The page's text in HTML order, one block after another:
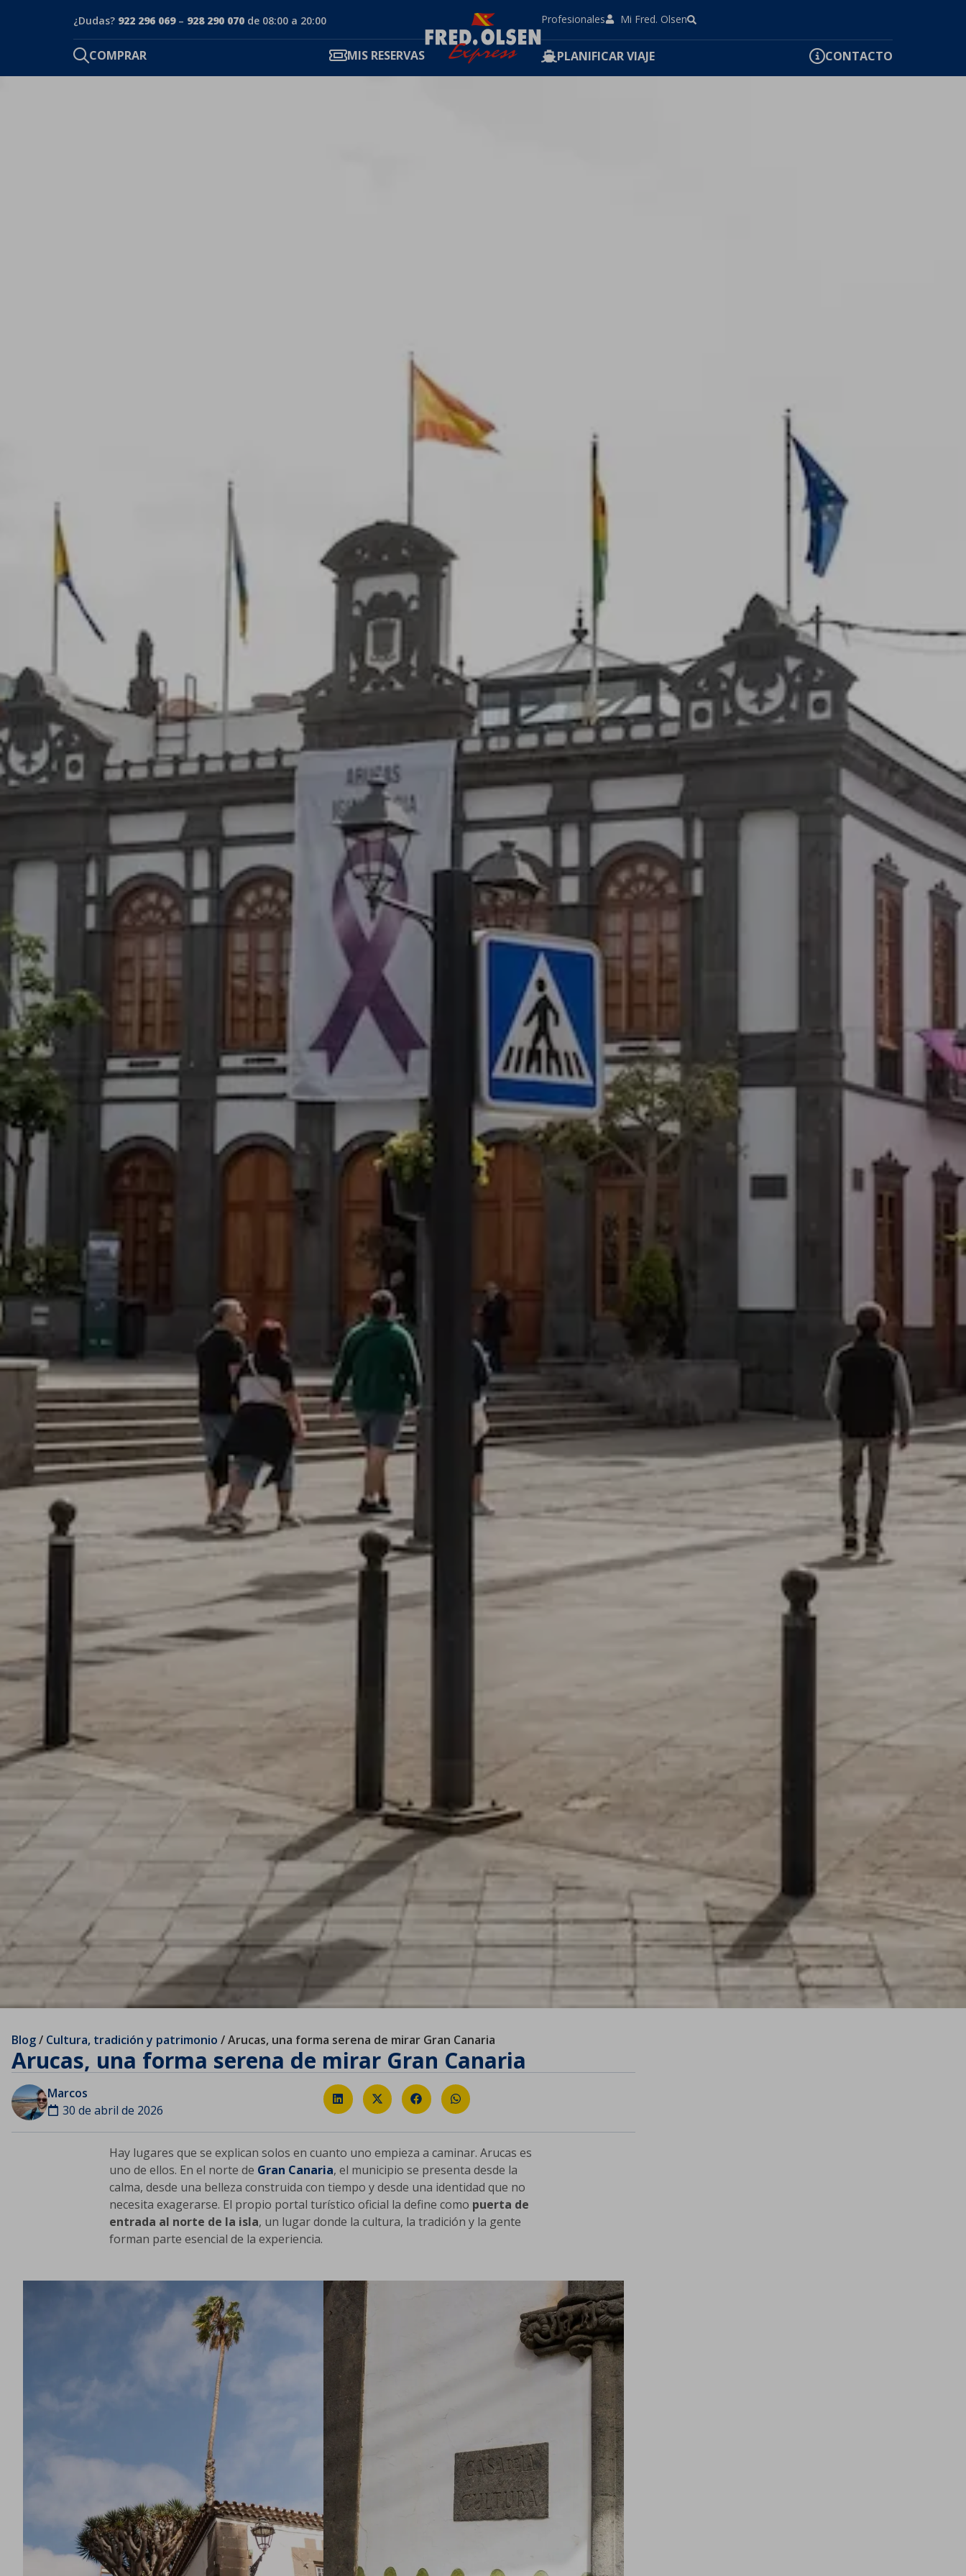
¿Dudas? 922 296 069 – 928 290 070 de 08:00 a 20:00
COMPRAR MIS RESERVAS
Profesionales Mi Fred. Olsen
PLANIFICAR VIAJE CONTACTO
Blog/ Cultura, tradición y patrimonio /Arucas, una forma serena de mirar Gran Canaria
Arucas, una forma serena de mirar Gran Canaria
Marcos
30 de abril de 2026
Hay lugares que se explican solos en cuanto uno empieza a caminar. Arucas es
uno de ellos. En el norte de Gran Canaria, el municipio se presenta desde la
calma, desde una belleza construida con tiempo y desde una identidad que no
necesita exagerarse. El propio portal turístico oficial la define como puerta de
entrada al norte de la isla, un lugar donde la cultura, la tradición y la gente
forman parte esencial de la experiencia.
CONFIGURACIÓN DE COOKIES RECHAZAR TODO HABILITAR TODO
Cookies necesarias
Estas cookies son necesarias para que el sitio web funcione y no se pueden desactivar en nuestros sistemas. Puede configurar su
navegador para bloquear o alertar sobre estas cookies, pero alguna áreas del sitio no funcionarán. Estas cookies no almacenan ninguna
información de identificación personal.
Cookies de rendimiento
Estas cookies nos permiten contar las visitas y fuentes de tráfico para poder evaluar el rendimiento de nuestro sitio y mejorarlo. Nos
ayudan a saber qué páginas son las más o menos visitadas, y cómo los visitantes navegan por el sitio. Toda la información que recogen
estas cookies es agregada y, por lo tanto, es anónima.
Puedes volver a configurar tus cookies desde la sección "Configuración de cookies" al pie de la página. También puedes consultar nuestra
política de cookies